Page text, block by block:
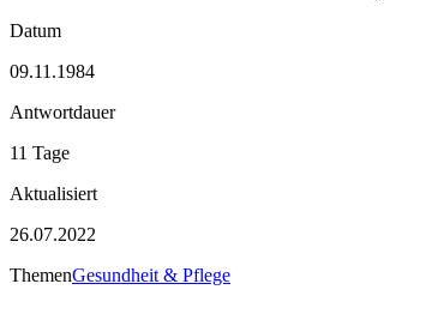
Datum
09.11.1984
Antwortdauer
11 Tage
Aktualisiert
26.07.2022
ThemenGesundheit & Pflege